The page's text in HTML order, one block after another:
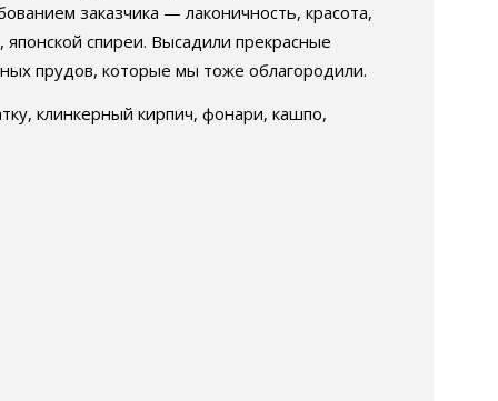
заказчика — лаконичность, красота,
спиреи. Высадили прекрасные
прудов, которые мы тоже облагородили.
клинкерный кирпич, фонари, кашпо,